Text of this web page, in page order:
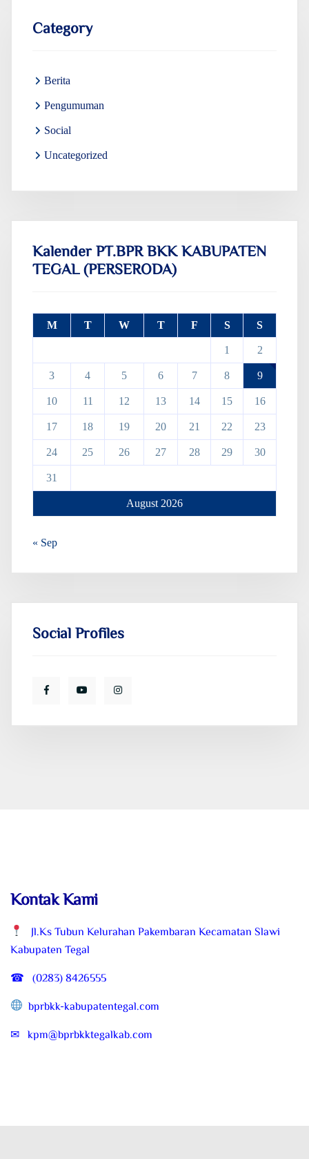
Category
Berita
Pengumuman
Social
Uncategorized
Kalender PT.BPR BKK KABUPATEN
TEGAL (PERSERODA)
August 2026
M T W T F S S
1 2
3 4 5 6 7 8 9
10 11 12 13 14 15 16
17 18 19 20 21 22 23
24 25 26 27 28 29 30
31
« Sep
Social Profiles
Kontak Kami
Jl.Ks Tubun Kelurahan Pakembaran Kecamatan Slawi
Kabupaten Tegal
☎ (0283) 8426555
bprbkk-kabupatentegal.com
✉ kpm@bprbkktegalkab.com